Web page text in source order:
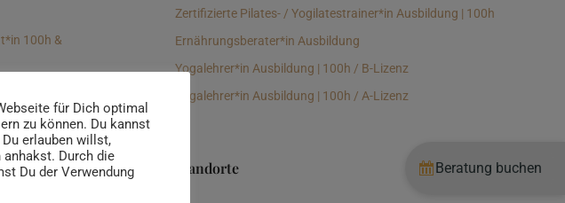
100h &
10 h
Zertifizierte Pilates- / Yogilatestrainer*in Ausbildung | 100h
Ernährungsberater*in Ausbildung
Yogalehrer*in Ausbildung | 100h / B-Lizenz
Yogalehrer*in Ausbildung | 100h / A-Lizenz
Standorte
für Dich optimal
zu können. Du kannst
erlauben willst,
anhakst. Durch die
Du der Verwendung
Beratung buchen